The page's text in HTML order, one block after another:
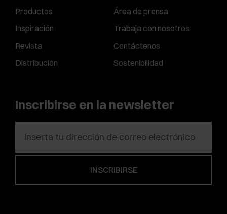
Productos
Inspiración
Revista
Distribución
Área de prensa
Trabaja con nosotros
Contáctenos
Sostenibilidad
Inscribirse en la newsletter